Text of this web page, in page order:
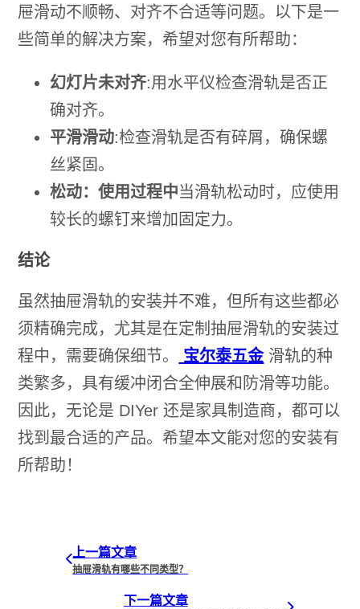
屉滑动不顺畅、对齐不合适等问题。以下是一
些简单的解决方案，希望对您有所帮助：
幻灯片未对齐:用水平仪检查滑轨是否正
确对齐。
平滑滑动:检查滑轨是否有碎屑，确保螺
丝紧固。
松动：使用过程中当滑轨松动时，应使用
较长的螺钉来增加固定力。
结论
虽然抽屉滑轨的安装并不难，但所有这些都必
须精确完成，尤其是在定制抽屉滑轨的安装过
程中，需要确保细节。
宝尔泰五金滑轨的种
类繁多，具有缓冲闭合全伸展和防滑等功能。
因此，无论是 DIYer 还是家具制造商，都可以
找到最合适的产品。希望本文能对您的安装有
所帮助！
上一篇文章
抽屉滑轨有哪些不同类型？
下一篇文章